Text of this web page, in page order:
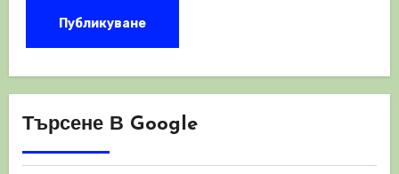
Търсене В Google